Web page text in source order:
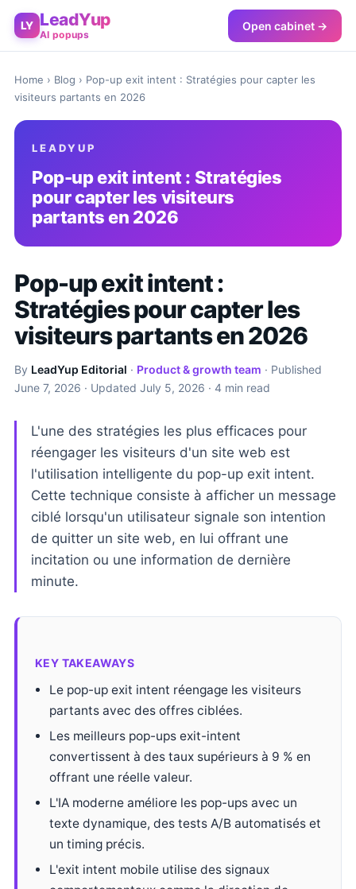
LY LeadYup
AI popups
Open cabinet →
Home › Blog › Pop-up exit intent : Stratégies pour capter les
visiteurs partants en 2026
LEADYUP
Pop-up exit intent : Stratégies
pour capter les visiteurs
partants en 2026
Pop-up exit intent :
Stratégies pour capter les
visiteurs partants en 2026
By LeadYup Editorial · Product & growth team · Published
June 7, 2026 · Updated July 5, 2026 · 4 min read
L'une des stratégies les plus efficaces pour
réengager les visiteurs d'un site web est
l'utilisation intelligente du pop-up exit intent.
Cette technique consiste à afficher un message
ciblé lorsqu'un utilisateur signale son intention
de quitter un site web, en lui offrant une
incitation ou une information de dernière
minute.
KEY TAKEAWAYS
Le pop-up exit intent réengage les visiteurs
partants avec des offres ciblées.
Les meilleurs pop-ups exit-intent
convertissent à des taux supérieurs à 9 % en
offrant une réelle valeur.
L'IA moderne améliore les pop-ups avec un
texte dynamique, des tests A/B automatisés et
un timing précis.
L'exit intent mobile utilise des signaux